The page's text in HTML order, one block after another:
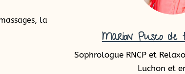
la
Marion Pusco de
Sophrologue RNCP et
Luchon et